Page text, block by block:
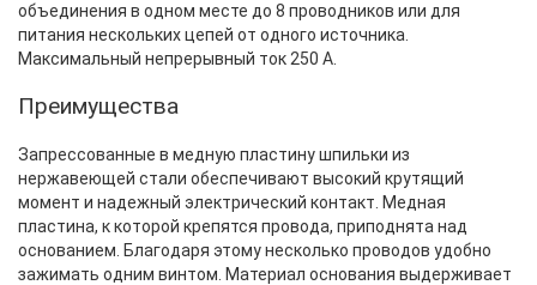
объединения в одном месте до 8 проводников или для
питания нескольких цепей от одного источника.
Максимальный непрерывный ток 250 А.
Преимущества
Запрессованные в медную пластину шпильки из
нержавеющей стали обеспечивают высокий крутящий
момент и надежный электрический контакт. Медная
пластина, к которой крепятся провода, приподнята над
основанием. Благодаря этому несколько проводов удобно
зажимать одним винтом. Материал основания выдерживает